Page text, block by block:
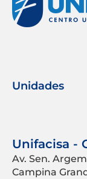
Unidades
Unifacisa -
Av. Sen.
Campina